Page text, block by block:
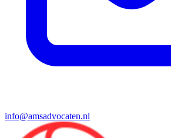
info@amsadvocaten.nl